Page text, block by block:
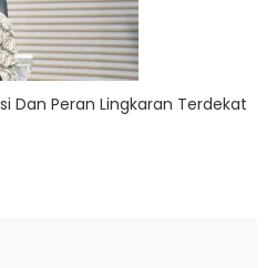
Dan Peran Lingkaran Terdekat